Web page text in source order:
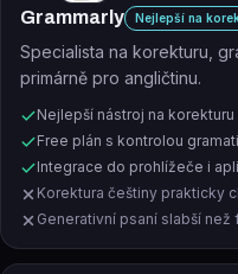
Grammarly Nejlepší na
Specialista na korekturu,
primárně pro angličtinu.
Nejlepší nástroj na
Free plán s kontrolou
Integrace do prohlížeče i
Korektura češtiny prakticky
Generativní psaní slabší než